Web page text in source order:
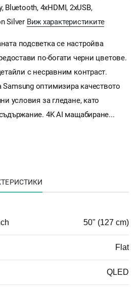
Bluetooth, 4xHDMI, 2xUSB,
Silver Виж характеристиките
подсветка се настройва
по-богати черни цветове.
с несравним контраст.
оптимизира качеството
условия за гледане, като
4K AI мащабиране...
50" (127 cm)
Flat
QLED